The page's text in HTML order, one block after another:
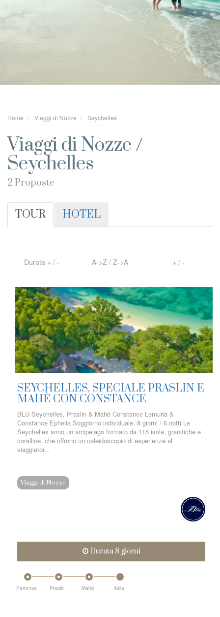
Home Viaggi di Nozze Seychelles
Viaggi di Nozze /
Seychelles
2 Proposte
TOUR HOTEL
Durata + / - A->Z / Z->A + / -
SEYCHELLES, SPECIALE PRASLIN E
MAHÈ CON CONSTANCE
BLU Seychelles, Praslin & Mahè Constance Lemuria &
Constance Ephelia Soggiorno individuale, 8 giorni / 6 notti Le
Seychelles sono un arcipelago formato da 115 isole, granitiche e
coralline, che offrono un caleidoscopio di esperienze al
viaggiator...
Viaggi di Nozze
Durata 8 giorni
Partenza Praslin Mahè Italia